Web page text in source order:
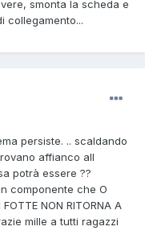
smonta la scheda e
collegamento...
persiste. .. scaldando
affianco all
potrà essere ??
componente che O
NON RITORNA A
mille a tutti ragazzi